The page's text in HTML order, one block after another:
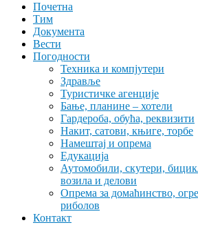
Почетна
Тим
Документа
Вести
Погодности
Техника и компјутери
Здравље
Туристичке агенције
Бање, планине – хотели
Гардероба, обућа, реквизити
Накит, сатови, књиге, торбе
Намештај и опрема
Едукација
Аутомобили, скутери,
возила и делови
Опрема за домаћинство,
риболов
Контакт